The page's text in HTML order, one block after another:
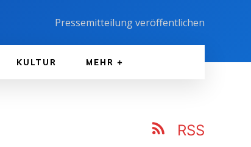
Pressemitteilung veröffentlichen
KULTUR MEHR
RSS